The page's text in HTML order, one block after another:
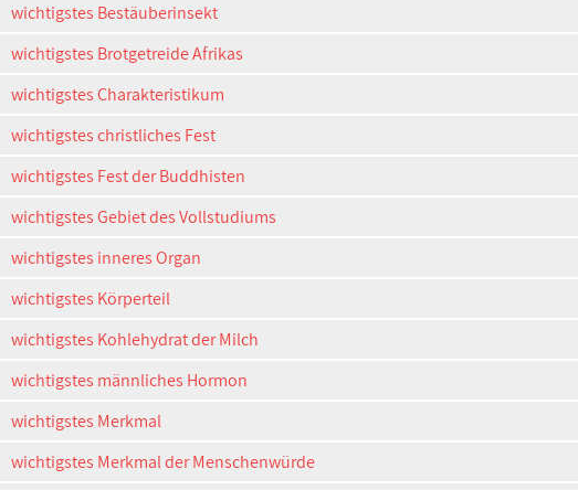
wichtigstes Bestäuberinsekt
wichtigstes Brotgetreide Afrikas
wichtigstes Charakteristikum
wichtigstes christliches Fest
wichtigstes Fest der Buddhisten
wichtigstes Gebiet des Vollstudiums
wichtigstes inneres Organ
wichtigstes Körperteil
wichtigstes Kohlehydrat der Milch
wichtigstes männliches Hormon
wichtigstes Merkmal
wichtigstes Merkmal der Menschenwürde